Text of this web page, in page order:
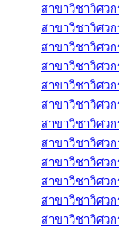
สาขาวิชาวิศว
สาขาวิชาวิศว
สาขาวิชาวิศว
สาขาวิชาวิศว
สาขาวิชาวิศว
สาขาวิชาวิศว
สาขาวิชาวิศว
สาขาวิชาวิศว
สาขาวิชาวิศว
สาขาวิชาวิศว
สาขาวิชาวิศว
สาขาวิชาวิศว